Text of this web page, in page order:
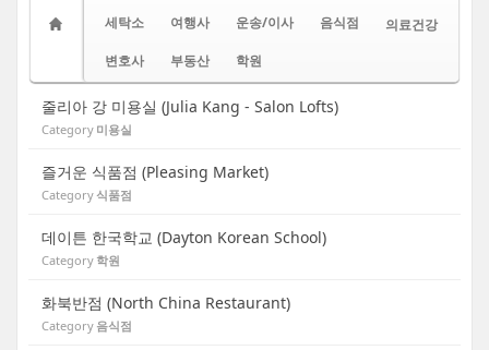
세탁소
여행사 운송/이사 음식점
의료건강
변호사
부동산 학원
줄리아 강 미용실 (Julia Kang - Salon Lofts)
Category 미용실
즐거운 식품점 (Pleasing Market)
Category식품점
데이튼 한국학교 (Dayton Korean School)
Category 학원
화북반점 (North China Restaurant)
Category 음식점